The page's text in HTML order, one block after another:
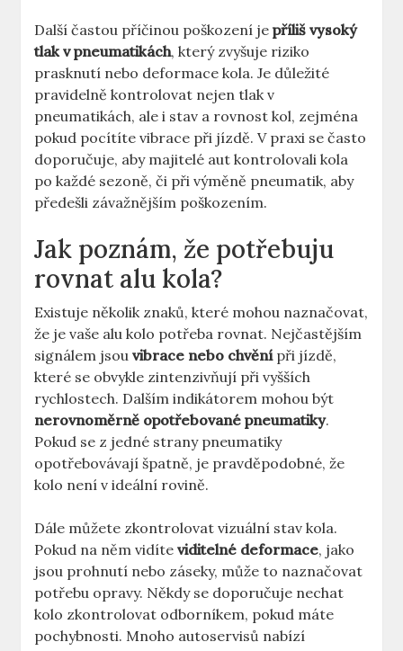
Další častou příčinou poškození jepříliš vysoký
tlak v pneumatikách, který zvyšuje riziko
prasknutí nebo deformace kola. Je důležité
pravidelně kontrolovat nejen tlak v
pneumatikách, ale i stav a rovnost kol, zejména
pokud pocítíte vibrace při jízdě. V praxi se často
doporučuje, aby majitelé aut kontrolovali kola
po každé sezoně, či při výměně pneumatik, aby
předešli závažnějším poškozením.
Jak poznám, že potřebuju
rovnat alu kola?
Existuje několik znaků, které mohou naznačovat,
že je vaše alu kolo potřeba rovnat. Nejčastějším
signálem jsouvibrace nebo chvěnípři jízdě,
které se obvykle zintenzivňují při vyšších
rychlostech. Dalším indikátorem mohou být
nerovnoměrně opotřebované pneumatiky.
Pokud se z jedné strany pneumatiky
opotřebovávají špatně, je pravděpodobné, že
kolo není v ideální rovině.
Dále můžete zkontrolovat vizuální stav kola.
Pokud na něm vidíteviditelné deformace, jako
jsou prohnutí nebo záseky, může to naznačovat
potřebu opravy. Někdy se doporučuje nechat
kolo zkontrolovat odborníkem, pokud máte
pochybnosti. Mnoho autoservisů nabízí